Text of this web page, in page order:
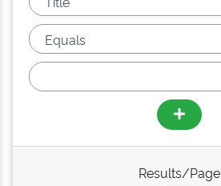
Results/Page